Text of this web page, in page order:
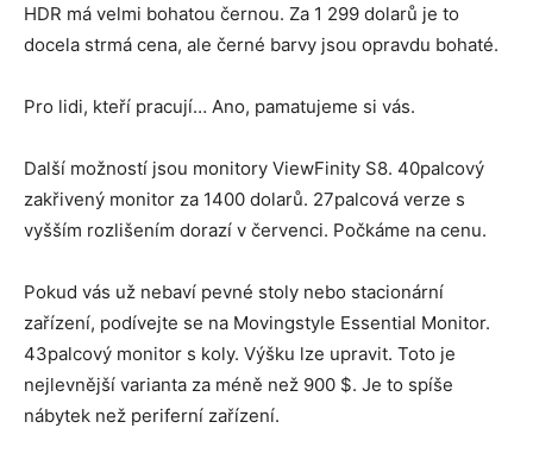
HDR má velmi bohatou černou. Za 1 299 dolarů je to
docela strmá cena, ale černé barvy jsou opravdu bohaté.
Pro lidi, kteří pracují… Ano, pamatujeme si vás.
Další možností jsou monitory ViewFinity S8. 40palcový
zakřivený monitor za 1400 dolarů. 27palcová verze s
vyšším rozlišením dorazí v červenci. Počkáme na cenu.
Pokud vás už nebaví pevné stoly nebo stacionární
zařízení, podívejte se na Movingstyle Essential Monitor.
43palcový monitor s koly. Výšku lze upravit. Toto je
nejlevnější varianta za méně než 900 $. Je to spíše
nábytek než periferní zařízení.